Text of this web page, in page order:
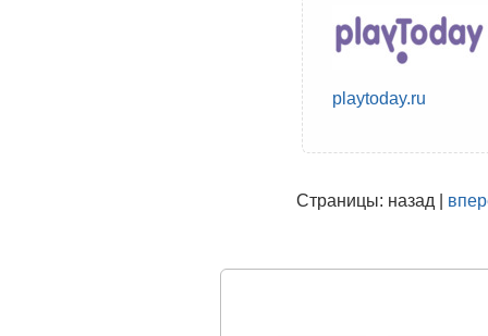
playtoday.ru
Страницы: назад |